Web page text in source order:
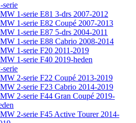
1-serie E81 3-drs 2007-2012
1-serie E82 Coupé 2007-2013
1-serie E87 5-drs 2004-2011
1-serie E88 Cabrio 2008-2014
1-serie F20 2011-2019
1-serie F40 2019-heden
2-serie F22 Coupé 2013-2019
2-serie F23 Cabrio 2014-2019
2-serie F44 Gran Coupé 2019-
2-serie F45 Active Tourer 2014-